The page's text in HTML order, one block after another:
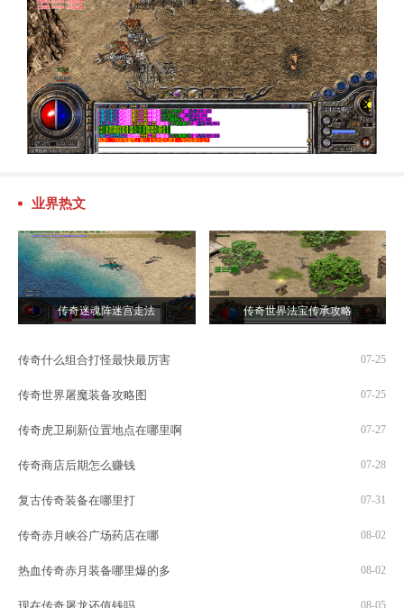
业界热文
传奇迷魂阵迷宫走法 传奇世界法宝传承攻略
传奇什么组合打怪最快最厉害 07-25
传奇世界屠魔装备攻略图 07-25
传奇虎卫刷新位置地点在哪里啊 07-27
传奇商店后期怎么赚钱 07-28
复古传奇装备在哪里打 07-31
传奇赤月峡谷广场药店在哪 08-02
热血传奇赤月装备哪里爆的多 08-02
08-05